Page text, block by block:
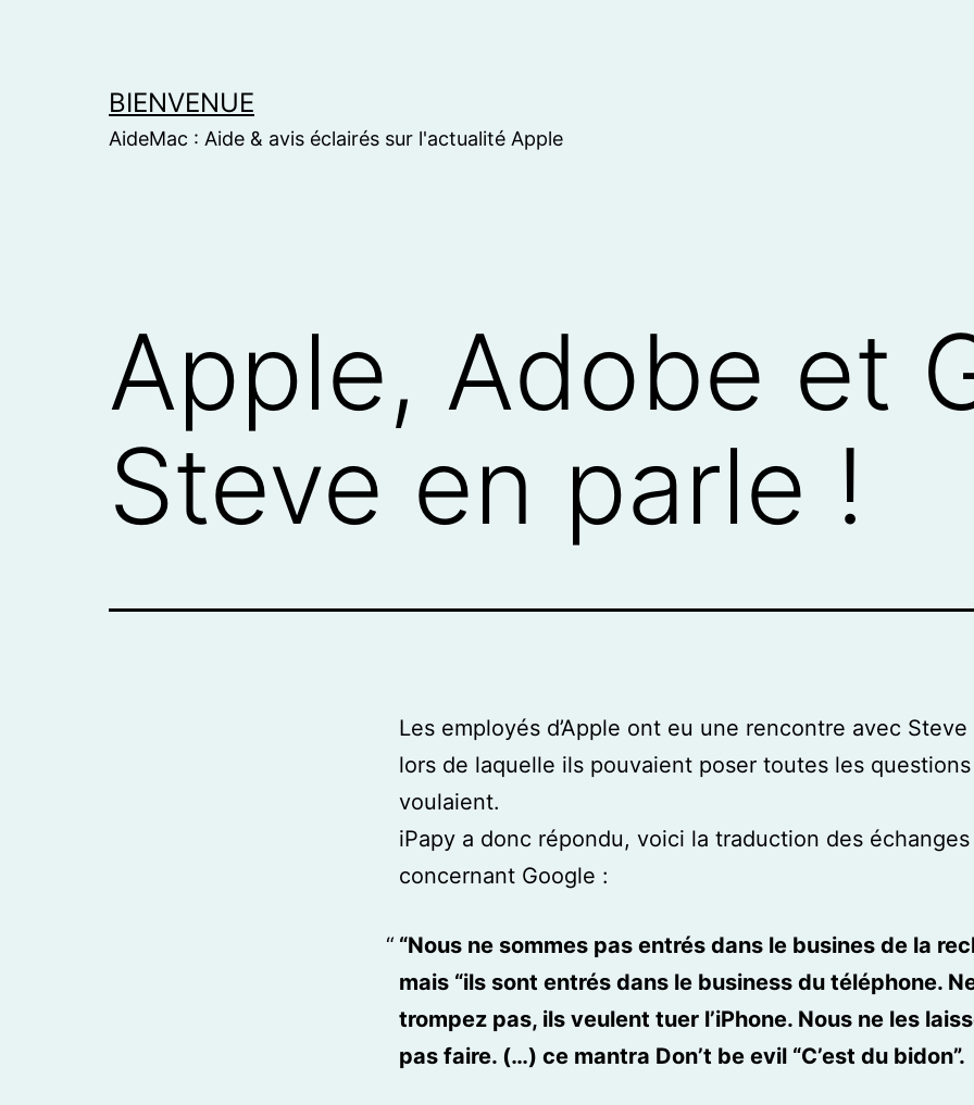
BIENVENUE
AideMac : Aide & avis éclairés sur l'actualité Apple
Apple, Adobe et
Steve en parle !
Les employés d’Apple ont eu une rencontre avec Steve
lors de laquelle ils pouvaient poser toutes les questions
voulaient.
iPapy a donc répondu, voici la traduction des échanges
concernant Google :
“Nous ne sommes pas entrés dans le busines de la
mais “ils sont entrés dans le business du téléphone.
trompez pas, ils veulent tuer l’iPhone. Nous ne les
pas faire. (…) ce mantra Don’t be evil “C’est du bidon”.